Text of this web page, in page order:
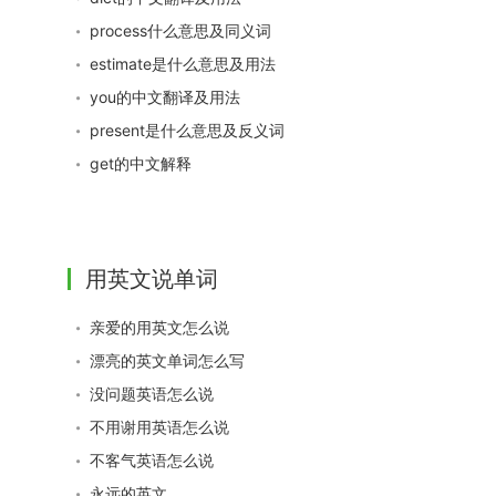
process什么意思及同义词
estimate是什么意思及用法
you的中文翻译及用法
present是什么意思及反义词
get的中文解释
用英文说单词
亲爱的用英文怎么说
漂亮的英文单词怎么写
没问题英语怎么说
不用谢用英语怎么说
不客气英语怎么说